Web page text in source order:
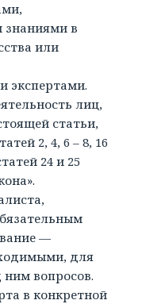
в
или
экспертами.
лиц,
статьи,
2, 4, 6 – 8, 16
24 и 25
—
для
вопросов.
в конкретной